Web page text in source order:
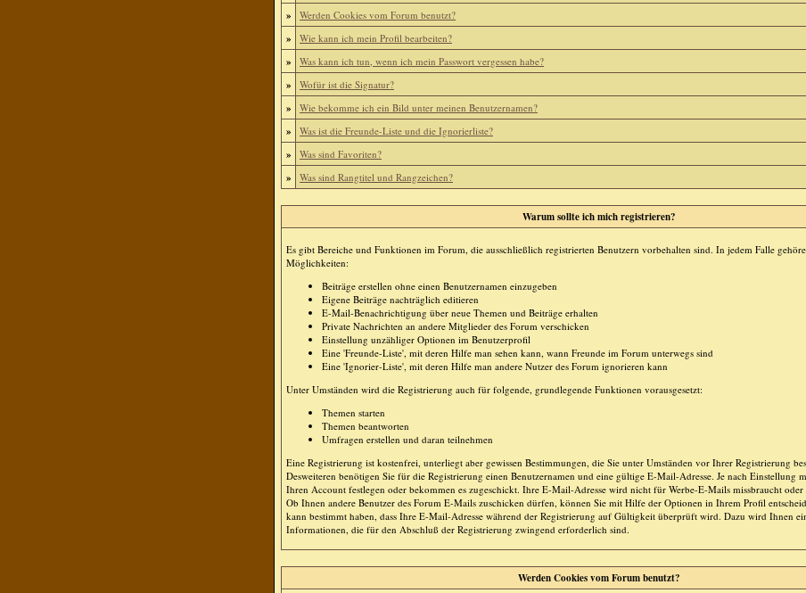
» Werden Cookies vom Forum benutzt?
» Wie kann ich mein Profil bearbeiten?
» Was kann ich tun, wenn ich mein Passwort vergessen habe?
» Wofür ist die Signatur?
» Wie bekomme ich ein Bild unter meinen Benutzernamen?
» Was ist die Freunde-Liste und die Ignorierliste?
» Was sind Favoriten?
» Was sind Rangtitel und Rangzeichen?
Warum sollte ich mich registrieren?
Es gibt Bereiche und Funktionen im Forum, die ausschließlich registrierten Benutzern vorbehalten sind. In jedem Falle
Möglichkeiten:
Beiträge erstellen ohne einen Benutzernamen einzugeben
Eigene Beiträge nachträglich editieren
E-Mail-Benachrichtigung über neue Themen und Beiträge erhalten
Private Nachrichten an andere Mitglieder des Forum verschicken
Einstellung unzähliger Optionen im Benutzerprofil
Eine 'Freunde-Liste', mit deren Hilfe man sehen kann, wann Freunde im Forum unterwegs sind
Eine 'Ignorier-Liste', mit deren Hilfe man andere Nutzer des Forum ignorieren kann
Unter Umständen wird die Registrierung auch für folgende, grundlegende Funktionen vorausgesetzt:
Themen starten
Themen beantworten
Umfragen erstellen und daran teilnehmen
Eine Registrierung ist kostenfrei, unterliegt aber gewissen Bestimmungen, die Sie unter Umständen vor Ihrer Registrierung
Desweiteren benötigen Sie für die Registrierung einen Benutzernamen und eine gültige E-Mail-Adresse. Je nach Einstellung
Ihren Account festlegen oder bekommen es zugeschickt. Ihre E-Mail-Adresse wird nicht für Werbe-E-Mails missbraucht oder
Ob Ihnen andere Benutzer des Forum E-Mails zuschicken dürfen, können Sie mit Hilfe der Optionen in Ihrem Profil
kann bestimmt haben, dass Ihre E-Mail-Adresse während der Registrierung auf Gültigkeit überprüft wird. Dazu wird Ihnen
Informationen, die für den Abschluß der Registrierung zwingend erforderlich sind.
Werden Cookies vom Forum benutzt?